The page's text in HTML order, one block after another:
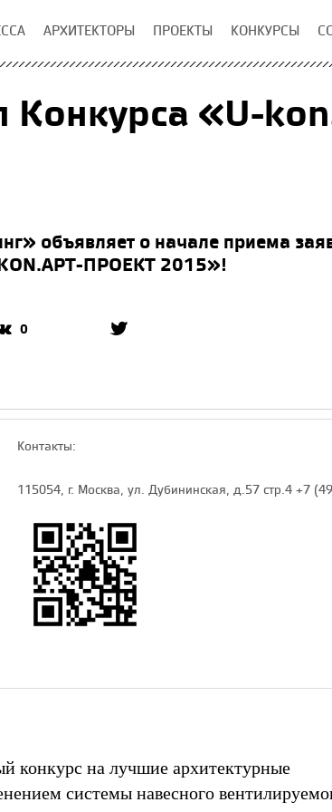
АРХИТЕКТОРЫ ПРОЕКТЫ КОНКУРСЫ
Конкурса «U-
объявляет о начале приема
ПРОЕКТ 2015»!
0
Контакты:
115054, г. Москва, ул. Дубининская, д.57 стр.4 +7
на лучшие архитектурные
системы навесного